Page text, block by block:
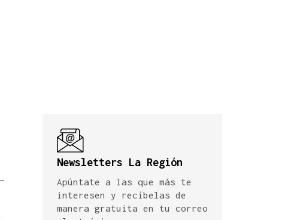
Newsletters La Región
Apúntate a las que más te
interesen y recíbelas de
manera gratuita en tu correo